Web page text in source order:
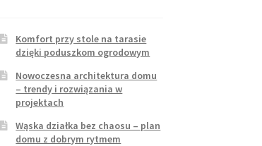
Komfort przy stole na tarasie
dzięki poduszkom ogrodowym
Nowoczesna architektura domu
– trendy i rozwiązania w
projektach
Wąska działka bez chaosu – plan
domu z dobrym rytmem